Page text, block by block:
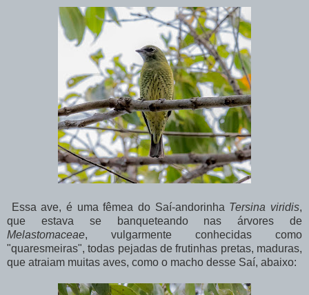
Essa ave, é uma fêmea do Saí-andorinha Tersina viridis,
que estava se banqueteando nas árvores de
Melastomaceae, vulgarmente conhecidas como
"quaresmeiras", todas pejadas de frutinhas pretas, maduras,
que atraiam muitas aves, como o macho desse Saí, abaixo: